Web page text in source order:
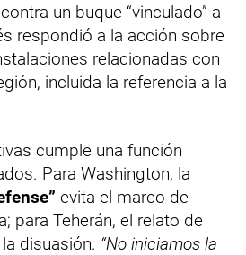
un buque “vinculado” a
respondió a la acción sobre
relacionadas con
incluida la referencia a la
cumple una función
Para Washington, la
evita el marco de
para Teherán, el relato de
disuasión. “No iniciamos la